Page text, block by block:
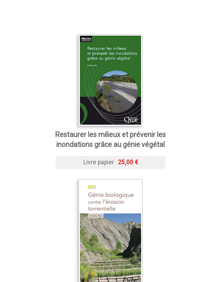
Restaurer les milieux et prévenir les
inondations grâce au génie végétal
Livre papier 25,00 €